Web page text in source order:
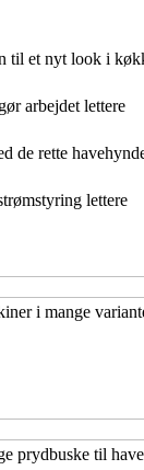
til et nyt look i
arbejdet lettere
de rette
lettere
i mange
prydbuske til